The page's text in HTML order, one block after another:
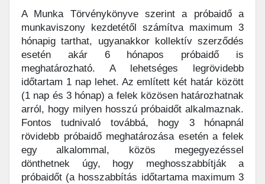
A Munka Törvénykönyve szerint a próbaidő a
munkaviszony kezdetétől számítva maximum 3
hónapig tarthat, ugyanakkor kollektív szerződés
esetén akár 6 hónapos próbaidő is
meghatározható. A lehetséges legrövidebb
időtartam 1 nap lehet. Az említett két határ között
(1 nap és 3 hónap) a felek közösen határozhatnak
arról, hogy milyen hosszú próbaidőt alkalmaznak.
Fontos tudnivaló továbbá, hogy 3 hónapnál
rövidebb próbaidő meghatározása esetén a felek
egy alkalommal, közös megegyezéssel
dönthetnek úgy, hogy meghosszabbítják a
próbaidőt (a hosszabbítás időtartama maximum 3